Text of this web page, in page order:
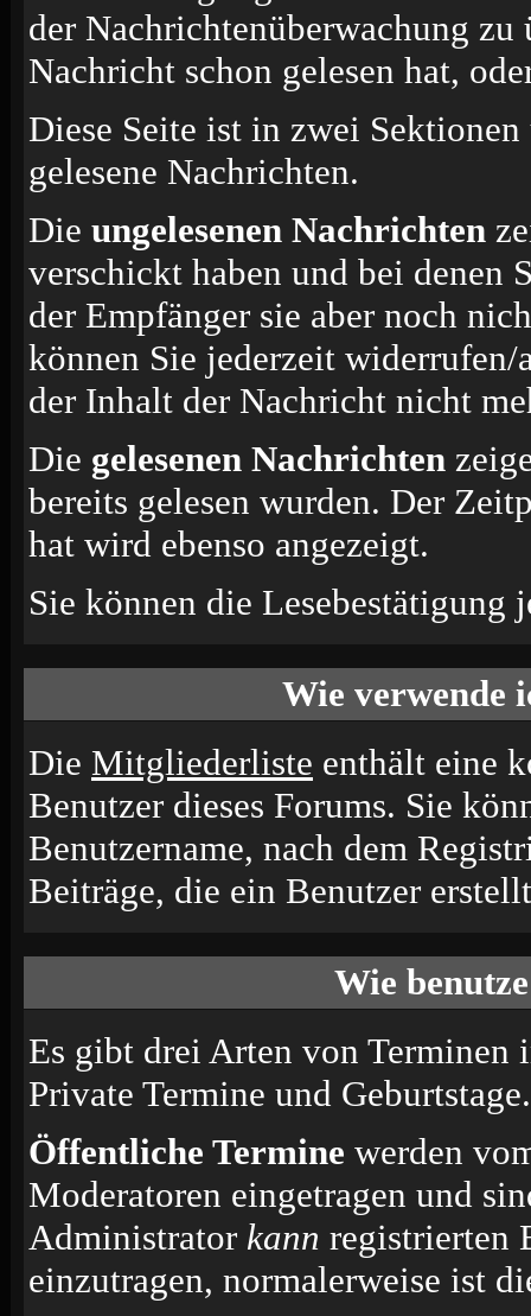
der Nachrichtenüberwachung
Nachricht schon gelesen hat,
Diese Seite ist in zwei
gelesene Nachrichten.
Die ungelesenen Nachrichten
verschickt haben und bei denen
der Empfänger sie aber noch
können Sie jederzeit
der Inhalt der Nachricht nicht
Die gelesenen Nachrichten
bereits gelesen wurden. Der
hat wird ebenso angezeigt.
Sie können die Lesebestätigung
Wie verwende
Die Mitgliederliste enthält eine
Benutzer dieses Forums. Sie
Benutzername, nach dem
Beiträge, die ein Benutzer
Wie
Es gibt drei Arten von Terminen
Private Termine und Geburtstage.
Öffentliche Termine werden
Moderatoren eingetragen und
Administrator kann registrierten
einzutragen, normalerweise ist